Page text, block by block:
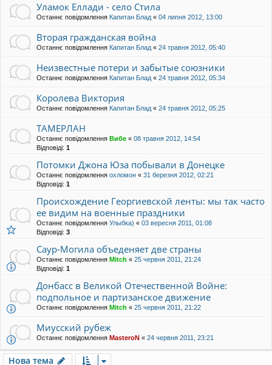
Уламок Еллади - село Стила
Останнє повідомлення Капитан Блад« 04 липня 2012, 13:00
Вторая гражданская война
Останнє повідомлення Капитан Блад« 24 травня 2012, 05:40
Неизвестные потери и забытые союзники
Останнє повідомлення Капитан Блад« 24 травня 2012, 05:34
Королева Виктория
Останнє повідомлення Капитан Блад« 24 травня 2012, 05:25
ТАМЕРЛАН
Останнє повідомлення Вибе « 08 травня 2012, 14:54
Відповіді: 1
Потомки Джона Юза побывали в Донецке
Останнє повідомлення охломон « 31 березня 2012, 02:21
Відповіді: 1
Происхождение Георгиевской ленты: мы так часто
ее видим на военные праздники
Останнє повідомлення Улыбка) « 03 вересня 2011, 01:08
Відповіді: 3
Саур-Могила объеденяет две страны
Останнє повідомлення Mitch « 25 червня 2011, 21:24
Відповіді: 1
Донбасс в Великой Отечественной Войне:
подпольное и партизанское движение
Останнє повідомлення Mitch « 25 червня 2011, 21:22
Миусский рубеж
Останнє повідомлення MasteroN « 24 червня 2011, 23:21
Нова тема